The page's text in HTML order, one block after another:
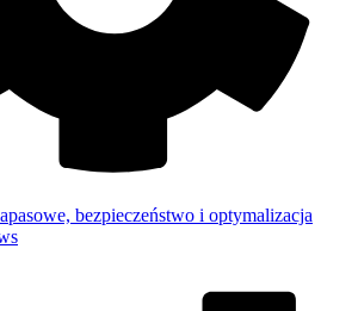
bezpieczeństwo i optymalizacja